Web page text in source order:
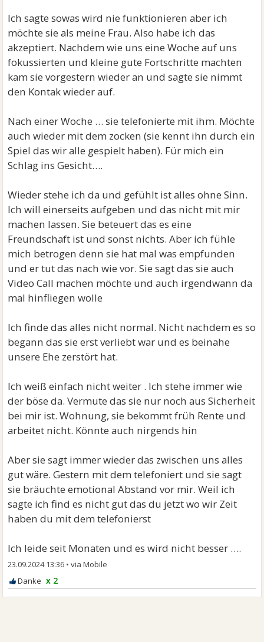
Ich sagte sowas wird nie funktionieren aber ich
möchte sie als meine Frau. Also habe ich das
akzeptiert. Nachdem wie uns eine Woche auf uns
fokussierten und kleine gute Fortschritte machten
kam sie vorgestern wieder an und sagte sie nimmt
den Kontak wieder auf.
Nach einer Woche … sie telefonierte mit ihm. Möchte
auch wieder mit dem zocken (sie kennt ihn durch ein
Spiel das wir alle gespielt haben). Für mich ein
Schlag ins Gesicht….
Wieder stehe ich da und gefühlt ist alles ohne Sinn.
Ich will einerseits aufgeben und das nicht mit mir
machen lassen. Sie beteuert das es eine
Freundschaft ist und sonst nichts. Aber ich fühle
mich betrogen denn sie hat mal was empfunden
und er tut das nach wie vor. Sie sagt das sie auch
Video Call machen möchte und auch irgendwann da
mal hinfliegen wolle
Ich finde das alles nicht normal. Nicht nachdem es so
begann das sie erst verliebt war und es beinahe
unsere Ehe zerstört hat.
Ich weiß einfach nicht weiter . Ich stehe immer wie
der böse da. Vermute das sie nur noch aus Sicherheit
bei mir ist. Wohnung, sie bekommt früh Rente und
arbeitet nicht. Könnte auch nirgends hin
Aber sie sagt immer wieder das zwischen uns alles
gut wäre. Gestern mit dem telefoniert und sie sagt
sie bräuchte emotional Abstand vor mir. Weil ich
sagte ich find es nicht gut das du jetzt wo wir Zeit
haben du mit dem telefonierst
Ich leide seit Monaten und es wird nicht besser ….
23.09.2024 13:36 •
x 2